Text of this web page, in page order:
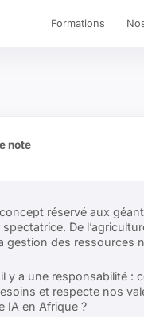
Formations
note
réservé aux
De
gestion des ressources
y a une responsabilité
et respecte nos
IA en Afrique ?